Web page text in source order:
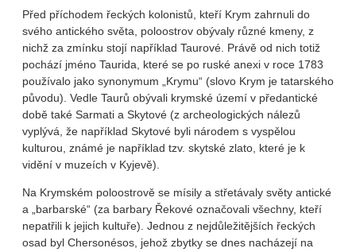
Před příchodem řeckých kolonistů, kteří Krym zahrnuli do
svého antického světa, poloostrov obývaly různé kmeny, z
nichž za zmínku stojí například Taurové. Právě od nich totiž
pochází jméno Taurida, které se po ruské anexi v roce 1783
používalo jako synonymum „Krymu“ (slovo Krym je tatarského
původu). Vedle Taurů obývali krymské území v předantické
době také Sarmati a Skytové (z archeologických nálezů
vyplývá, že například Skytové byli národem s vyspělou
kulturou, známé je například tzv. skytské zlato, které je k
vidění v muzeích v Kyjevě).
Na Krymském poloostrově se mísily a střetávaly světy antické
a „barbarské“ (za barbary Řekové označovali všechny, kteří
nepatřili k jejich kultuře). Jednou z nejdůležitějších řeckých
osad byl Chersonésos, jehož zbytky se dnes nacházejí na